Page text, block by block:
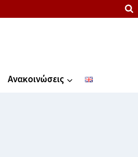
Ανακοινώσεις